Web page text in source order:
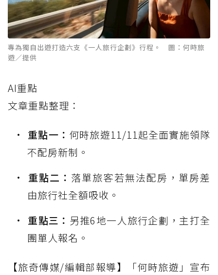
專為獨自出遊打造六支《一人旅行企劃》行程。 圖：何時旅
遊／提供
AI重點
文章重點整理：
重點一： 何時旅遊11/11起全面實施領隊
不配房新制。
重點二： 落單旅客若無法配房，單房差
由旅行社全額吸收。
重點三： 另推6地一人旅行企劃，主打全
團單人報名。
【旅奇傳媒/編輯部報導】「何時旅遊」宣布